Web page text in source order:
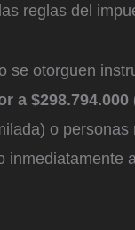
reglas del
se otorguen
a $298.794.000
o
inmediatamente